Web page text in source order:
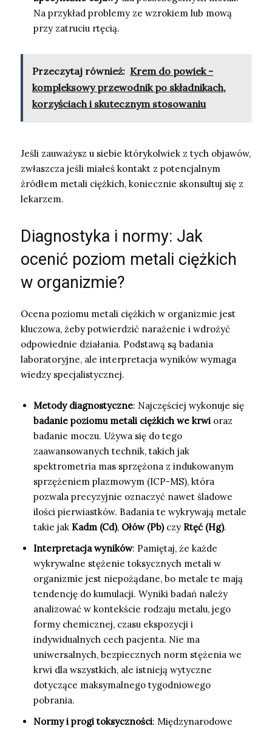
Na przykład problemy ze wzrokiem lub mową
przy zatruciu rtęcią.
Przeczytaj również: Krem do powiek -
kompleksowy przewodnik po składnikach,
korzyściach i skutecznym stosowaniu
Jeśli zauważysz u siebie którykolwiek z tych objawów,
zwłaszcza jeśli miałeś kontakt z potencjalnym
źródłem metali ciężkich, koniecznie skonsultuj się z
lekarzem.
Diagnostyka i normy: Jak
ocenić poziom metali ciężkich
w organizmie?
Ocena poziomu metali ciężkich w organizmie jest
kluczowa, żeby potwierdzić narażenie i wdrożyć
odpowiednie działania. Podstawą są badania
laboratoryjne, ale interpretacja wyników wymaga
wiedzy specjalistycznej.
Metody diagnostyczne: Najczęściej wykonuje się
badanie poziomu metali ciężkich we krwi oraz
badanie moczu. Używa się do tego
zaawansowanych technik, takich jak
spektrometria mas sprzężona z indukowanym
sprzężeniem plazmowym (ICP-MS), która
pozwala precyzyjnie oznaczyć nawet śladowe
ilości pierwiastków. Badania te wykrywają metale
takie jak Kadm (Cd), Ołów (Pb)czy Rtęć (Hg).
Interpretacja wyników: Pamiętaj, że każde
wykrywalne stężenie toksycznych metali w
organizmie jest niepożądane, bo metale te mają
tendencję do kumulacji. Wyniki badań należy
analizować w kontekście rodzaju metalu, jego
formy chemicznej, czasu ekspozycji i
indywidualnych cech pacjenta. Nie ma
uniwersalnych, bezpiecznych norm stężenia we
krwi dla wszystkich, ale istnieją wytyczne
dotyczące maksymalnego tygodniowego
pobrania.
Normy i progi toksyczności: Międzynarodowe